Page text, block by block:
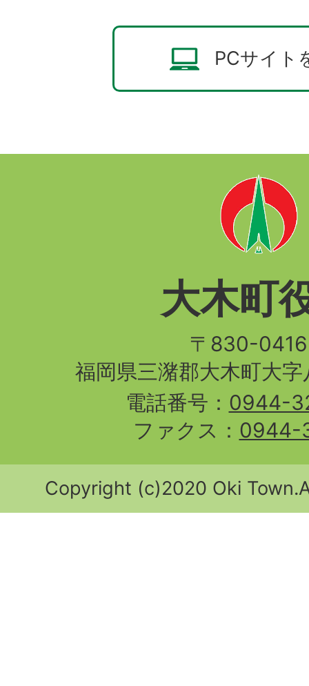
PCサイト
大木町
〒830-
福岡県三潴郡大木町大
電話番号： 0944-
ファクス： 0944-
Copyright (c)2020 Oki